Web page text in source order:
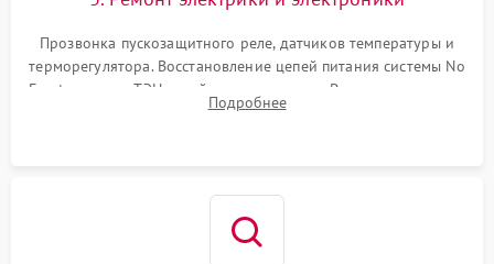
Прозвонка пускозащитного реле, датчиков температуры и
терморегулятора. Восстановление цепей питания системы No
Frost, включая ТЭН оттайки и вентилятор. Ремонт или замена
платы управления при сбоях алгоритмов.
Подробнее